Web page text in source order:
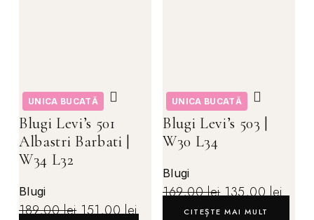
UNICA BUCATĂ
Blugi Levi’s 501
Albastri Barbati |
W34 L32
Blugi
189,00lei 151,00lei
UNICA BUCATĂ
Blugi Levi’s 503 |
W30 L34
Blugi
169,00lei 135,00lei
CITEȘTE MAI MULT